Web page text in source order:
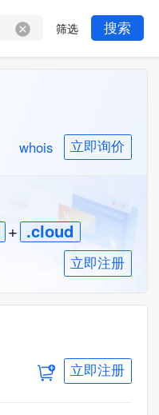
筛选 搜索
whois 立即询价
+ .cloud
立即注册
立即注册